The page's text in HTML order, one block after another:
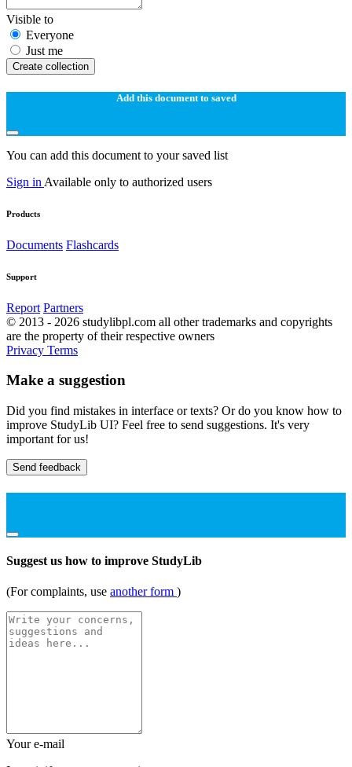
Visible to
Everyone
Just me
Create collection
Add this document to saved
You can add this document to your saved list
Sign in Available only to authorized users
Products
Documents Flashcards
Support
Report Partners
© 2013 - 2026 studylibpl.com all other trademarks and copyrights
are the property of their respective owners
Privacy Terms
Make a suggestion
Did you find mistakes in interface or texts? Or do you know how to
improve StudyLib UI? Feel free to send suggestions. It's very
important for us!
Send feedback
Suggest us how to improve StudyLib
(For complaints, use another form )
Your e-mail